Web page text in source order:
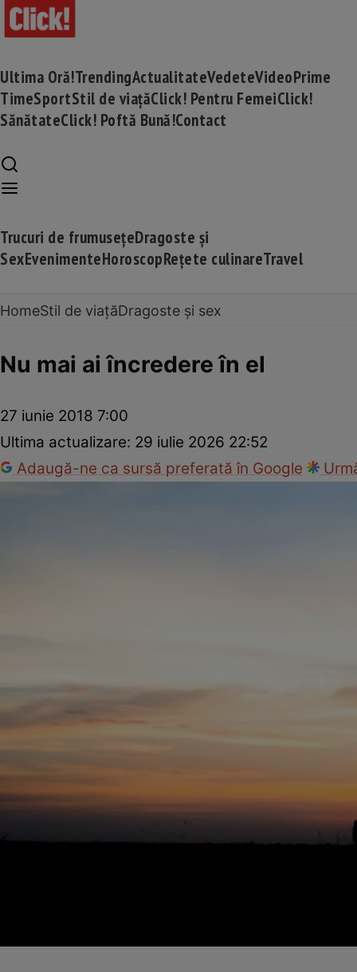
Ultima Oră!TrendingActualitateVedeteVideoPrime
TimeSportStil de viațăClick! Pentru FemeiClick!
SănătateClick! Poftă Bună!Contact
Trucuri de frumusețeDragoste și
SexEvenimenteHoroscopRețete culinareTravel
HomeStil de viațăDragoste și sex
Nu mai ai încredere în el
27 iunie 2018 7:00
Ultima actualizare: 29 iulie 2026 22:52
Adaugă-ne ca sursă preferată în Google